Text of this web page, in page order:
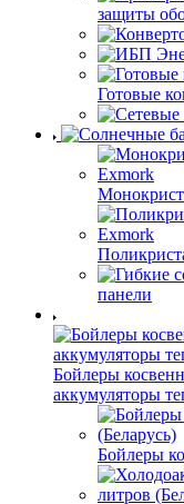
защиты
Готовые
панели
Бойлеры
аккумуляторы
Бойлеры